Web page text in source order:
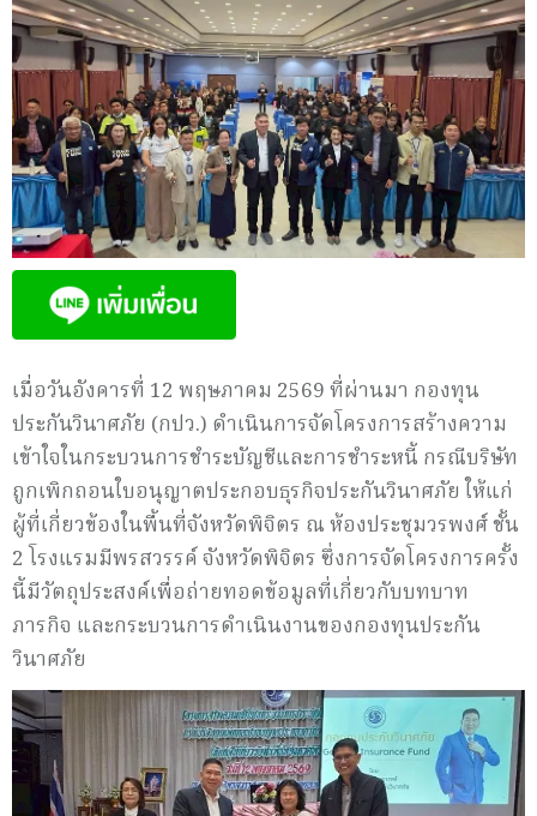
เมื่อวันอังคารที่ 12 พฤษภาคม 2569 ที่ผ่านมา กองทุน
ประกันวินาศภัย (กปว.) ดำเนินการจัดโครงการสร้างความ
เข้าใจในกระบวนการชำระบัญชีและการชำระหนี้ กรณีบริษัท
ถูกเพิกถอนใบอนุญาตประกอบธุรกิจประกันวินาศภัย ให้แก่
ผู้ที่เกี่ยวข้องในพื้นที่จังหวัดพิจิตร ณ ห้องประชุมวรพงศ์ ชั้น
2 โรงแรมมีพรสวรรค์ จังหวัดพิจิตร ซึ่งการจัดโครงการครั้ง
นี้มีวัตถุประสงค์เพื่อถ่ายทอดข้อมูลที่เกี่ยวกับบทบาท
ภารกิจ และกระบวนการดำเนินงานของกองทุนประกัน
วินาศภัย